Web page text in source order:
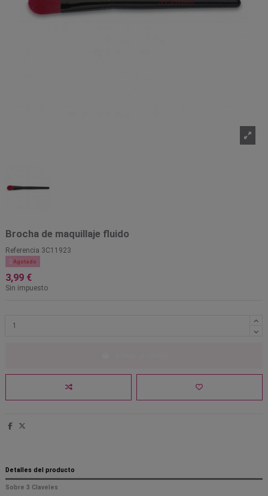
Brocha de maquillaje fluido
Referencia 3C11923
 Agotado
3,99 €
Sin impuesto
Detalles del producto
Sobre 3 Claveles